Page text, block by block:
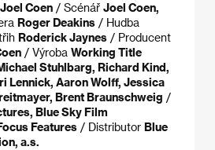
Coen / Scénář Joel Coen,
Roger Deakins / Hudba
Roderick Jaynes / Producent
/ Výroba Working Title
Stuhlbarg, Richard Kind,
Lennick, Aaron Wolff, Jessica
Brent Braunschweig /
Blue Sky Film
Features / Distributor Blue
a.s.